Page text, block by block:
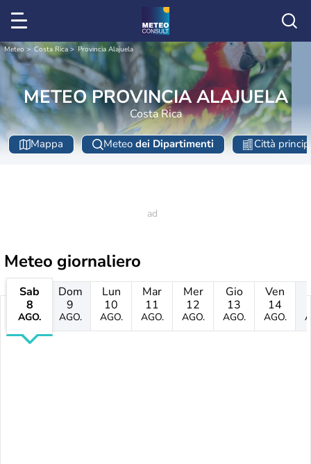
Meteo Costa Rica Provincia Alajuela
METEO PROVINCIA ALAJUELA
Costa Rica
Mappa Meteo dei Dipartimenti Città
Meteo giornaliero
Sab
8
AGO.
Dom
9
AGO.
Lun
10
AGO.
Mar
11
AGO.
Mer
12
AGO.
Gio
13
AGO.
Ven
14
AGO.